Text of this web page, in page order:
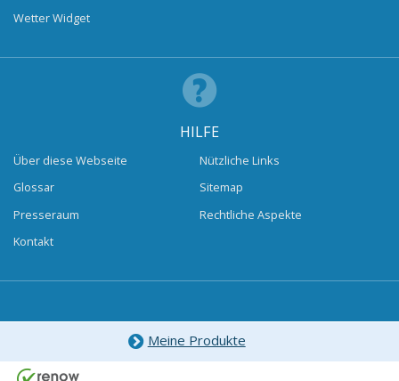
Wetter Widget
HILFE
Über diese Webseite
Glossar
Presseraum
Kontakt
Nützliche Links
Sitemap
Rechtliche Aspekte
Meine Produkte